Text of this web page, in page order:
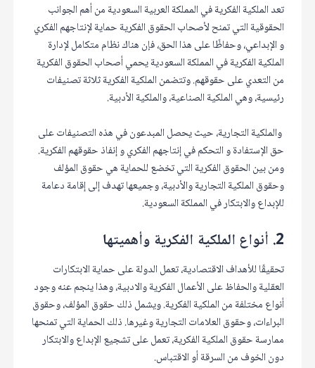
تعد الملكية الفكرية في المملكة العربية السعودية من أهم الجوانب
الحقوقية التي تمنح لأصحاب الحقوق الفكرية حماية لإنتاجهم الفكري
و الإبداعي، وحفاظًا على هذا الحق، فإن هناك نظام متكامل لإدارة
الملكية الفكرية في المملكة السعودية يحمي أصحاب الحقوق الفكرية
من التعدي على حقوقهم. وتتضمن الملكية الفكرية ثلاثة تصنيفات
رئيسية، وهي الملكية الصناعية، والملكية الأدبية.
والملكية التجارية، حيث يحصل المبدعون في هذه التصنيفات على
حق الإستفادة و التحكم في إنتاجهم الفكري و إنفاذ حقوقهم الفكرية.
ومن بين الحقوق الفكرية التي تخضع للحماية هي حقوق المؤلف
وحقوق الملكية التجارية والأدبية، وجميعها تهدف إلى إقامة دعامة
للإبداع والابتكار في المملكة السعودية.
2. أنواع الملكية الفكرية وأهميتها
تحقيقًا للأهداف الاقتصادية، تعمل الدولة على حماية الابتكارات
العقلية والحفاظ على الأعمال الفكرية والادبية، وهذا ينجم عنه وجود
أنواع مختلفة من الملكية الفكرية. ويشمل ذلك حقوق المؤلف، وحقوق
البراءات، وحقوق العلامات التجارية وغيرها. ذلك الحماية التي تمنحها
ممارسة حقوق الملكية الفكرية، تعمل على تشجيع الإبداع والابتكار
دون الخوف من السرقة أو الاقتباس.